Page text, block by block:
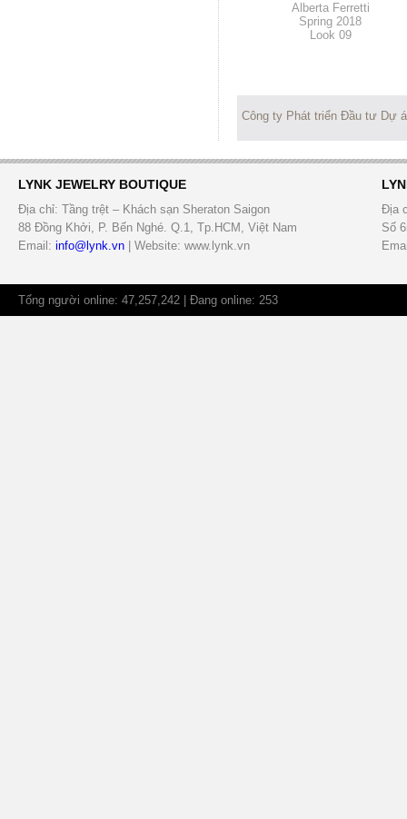
Alberta Ferretti
Spring 2018
Look 09
Công ty Phát triển Đầu tư Dự
LYNK JEWELRY BOUTIQUE
Địa chỉ: Tầng trệt – Khách sạn Sheraton Saigon
88 Đồng Khởi, P. Bến Nghé. Q.1, Tp.HCM, Việt Nam
Email: info@lynk.vn | Website: www.lynk.vn
Địa
Số
Tổng người online: 47,257,242 | Đang online: 253